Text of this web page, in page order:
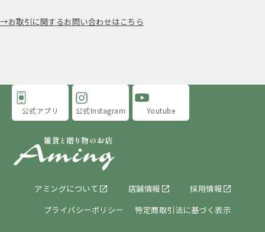
お取引に関するお問い合わせはこちら
アミングについて 店舗情報
採用情報
プライバシーポリシー
特定商取引法に基づく表示
公式アプリ 公式Instagram Youtube